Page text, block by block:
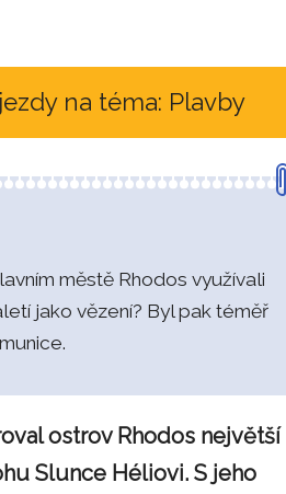
na téma: Plavby
městě Rhodos využívali
jako vězení? Byl pak téměř
ostrov Rhodos největší
Slunce Héliovi. S jeho